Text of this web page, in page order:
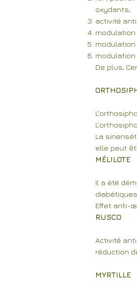
oxydants;
activité
De plus,
La
elle peut
MÉLILOTE
Il a été
Effet anti-
RUSCO
Activité
réduction
MYRTILLE